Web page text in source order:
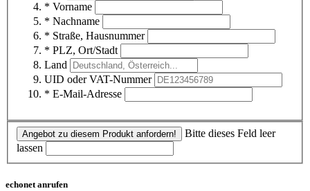
* Vorname
* Nachname
* Straße, Hausnummer
* PLZ, Ort/Stadt
Land
UID oder VAT-Nummer
* E-Mail-Adresse
Angebot zu diesem Produkt anfordern!
Bitte dieses Feld leer
lassen
echonet anrufen